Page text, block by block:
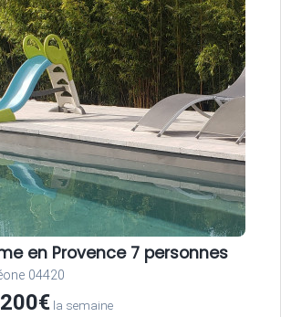
en Provence 7 personnes
04420
la semaine